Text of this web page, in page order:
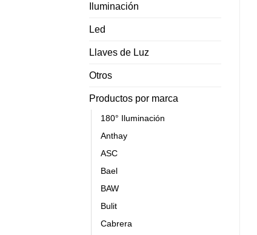
Iluminación
Led
Llaves de Luz
Otros
Productos por marca
180° Iluminación
Anthay
ASC
Bael
BAW
Bulit
Cabrera